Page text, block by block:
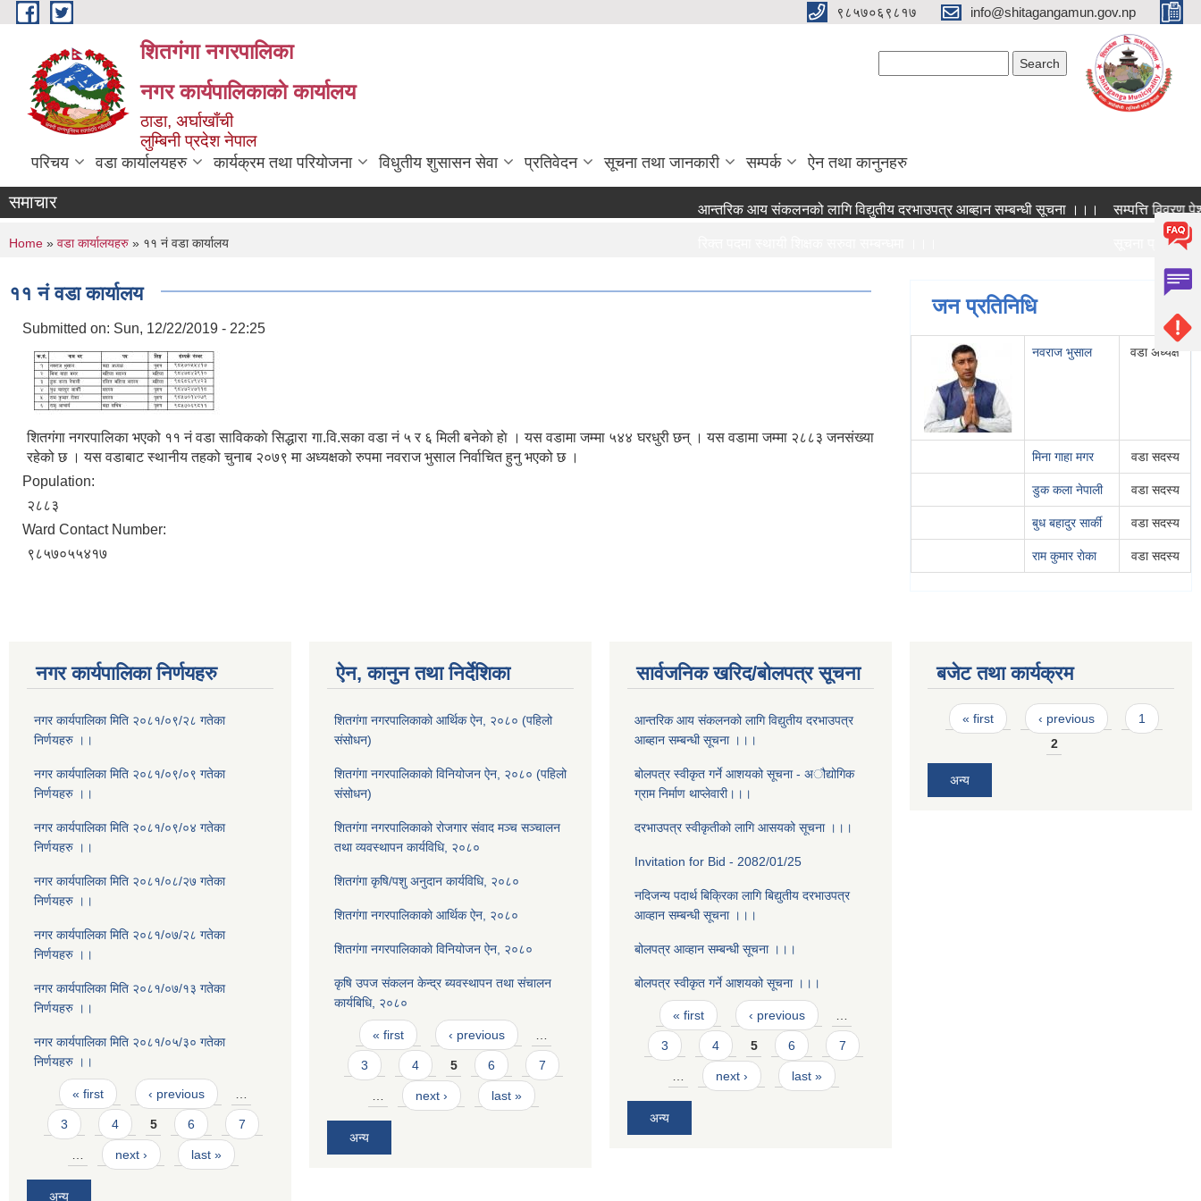
Skip to main content ९८५७०६९८१७ info@shitagangamun.gov.np
शितगंगा नगरपालिका
नगर कार्यपालिकाकाे कार्यालय
ठाडा, अर्घाखाँची
लुम्बिनी प्रदेश नेपाल
परिचय वडा कार्यालयहरु कार्यक्रम तथा परियोजना विधुतीय शुसासन सेवा प्रतिवेदन सूचना तथा जानकारी सम्पर्क ऐन तथा कानुनहरु
समाचार आन्तरिक आय संकलनको लागि विद्युतीय दरभाउपत्र आब्हान सम्बन्धी सूचना ।।। सम्पत्ति विवरण पेश
सूचना प्रकाशन
सामाजिक सुरक्षा
You are here
Home » वडा कार्यालयहरु » ११ नं वडा कार्यालय
११ नं वडा कार्यालय
Submitted on: Sun, 12/22/2019 - 22:25
शितगंगा नगरपालिका भएको ११ नं वडा साविककाे सिद्धारा गा‍‍.वि.सका वडा न‌ं ५ र ६ मिली बनेकाे हाे । यस वडामा जम्मा ५४४ घरधुरी छन् । यस वडामा जम्मा २८८३ जनसंख्या
रहेको छ । यस वडाबाट स्थानीय तहको चुनाब २०७९ मा अध्यक्षको रुपमा नवराज भुसाल निर्वाचित हुनु भएको छ ।
Population:
२८८३
Ward Contact Number:
९८५७०५५४१७
जन प्रतिनिधि
नवराज भुसाल वडा अध्यक्ष
मिना गाहा मगर वडा सदस्य
डुक कला नेपाली वडा सदस्य
बुध बहादुर सार्की वडा सदस्य
राम कुमार राेका वडा सदस्य
नगर कार्यपालिका निर्णयहरु
नगर कार्यपालिका मिति २०८१/०९/२८ गतेका
निर्णयहरु ।।
नगर कार्यपालिका मिति २०८१/०९/०९ गतेका
निर्णयहरु ।।
नगर कार्यपालिका मिति २०८१/०९/०४ गतेका
निर्णयहरु ।।
नगर कार्यपालिका मिति २०८१/०८/२७ गतेका
निर्णयहरु ।।
नगर कार्यपालिका मिति २०८१/०७/२८ गतेका
निर्णयहरु ।।
नगर कार्यपालिका मिति २०८१/०७/१३ गतेका
निर्णयहरु ।।
नगर कार्यपालिका मिति २०८१/०५/३० गतेका
निर्णयहरु ।।
Pages
« first ‹ previous
3 4 5 6 7
next › last »
अन्य
ऐन, कानुन तथा निर्देशिका
शितगंगा नगरपालिकाकाे आर्थिक ऐन, २०८० (पहिलो
संसोधन)
शितगंगा नगरपालिकाकाे विनियोजन ऐन, २०८० (पहिलो
संसोधन)
शितगंगा नगरपालिकाको रोजगार संवाद मञ्च सञ्चालन
तथा व्यवस्थापन कार्यविधि, २०८०
शितगंगा कृषि/पशु अनुदान कार्यविधि, २०८०
शितगंगा नगरपालिकाकाे आर्थिक ऐन, २०८०
शितगंगा नगरपालिकाकाे विनियोजन ऐन, २०८०
कृषि उपज संकलन केन्द्र ब्यवस्थापन तथा संचालन
कार्यबिधि, २०८०
Pages
« first ‹ previous
3 4 5 6 7
next › last »
अन्य
सार्वजनिक खरिद/बोलपत्र सूचना
आन्तरिक आय संकलनको लागि विद्युतीय दरभाउपत्र
आब्हान सम्बन्धी सूचना ।।।
बोलपत्र स्वीकृत गर्ने आशयको सूचना - अौद्योगिक
ग्राम निर्माण थाप्लेवारी।।।
दरभाउपत्र स्वीकृतीको लागि आसयको सूचना ।।।
Invitation for Bid - 2082/01/25
नदिजन्य पदार्थ बिक्रिका लागि बिद्युतीय दरभाउपत्र
आव्हान सम्बन्धी सूचना ।।।
बोलपत्र आव्हान सम्बन्धी सूचना ।।।
बोलपत्र स्वीकृत गर्ने आशयको सूचना ।।।
Pages
« first ‹ previous
3 4 5 6 7
next › last »
अन्य
बजेट तथा कार्यक्रम
Pages
« first ‹ previous
1
2
अन्य